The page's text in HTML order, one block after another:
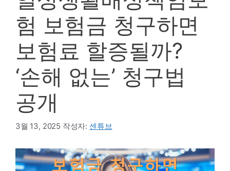
험 보험금 청구하면
보험료 할증될까?
‘손해 없는’ 청구법
공개
3월 13, 2025 작성자: 센튜브